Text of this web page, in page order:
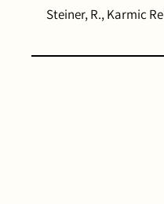
Steiner, R., Karmic